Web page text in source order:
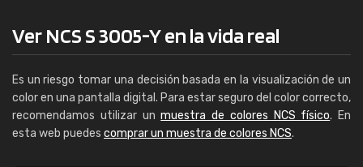
Ver NCS S 3005-Y en la vida real
Es un riesgo tomar una decisión basada en la visualización de un
color en una pantalla digital. Para estar seguro del color correcto,
recomendamos utilizar unmuestra de colores NCS físico. En
esta web puedes comprar un muestra de colores NCS.